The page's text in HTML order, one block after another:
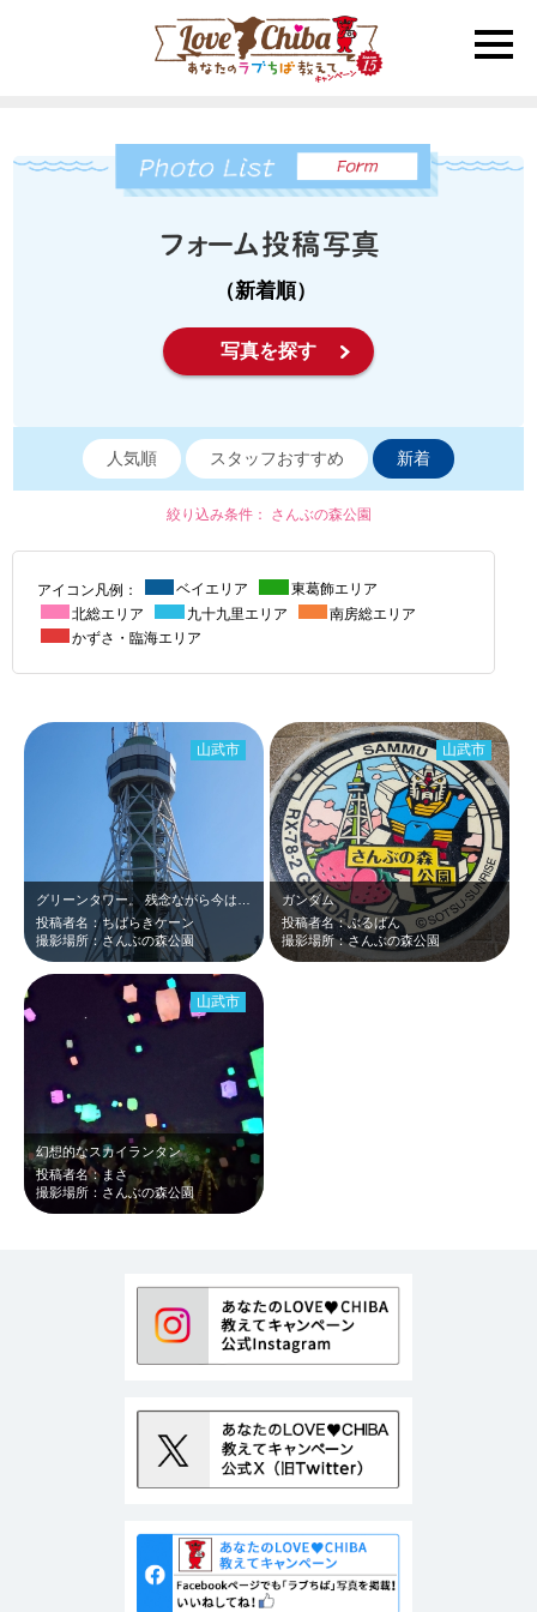
toggle
（新着順）
写真を探す
人気順 スタッフおすすめ 新着
絞り込み条件： さんぶの森公園
アイコン凡例： ベイエリア
東葛飾エリア
北総エリア
九十九里エリア
南房総エリア
かずさ・臨海エリア
投稿者名：ちばらきケーン
撮影場所：さんぶの森公園
山武市
ガンダム
投稿者名：ぶるばん
撮影場所：さんぶの森公園
山武市
幻想的なスカイランタン
投稿者名：まさ
撮影場所：さんぶの森公園
山武市